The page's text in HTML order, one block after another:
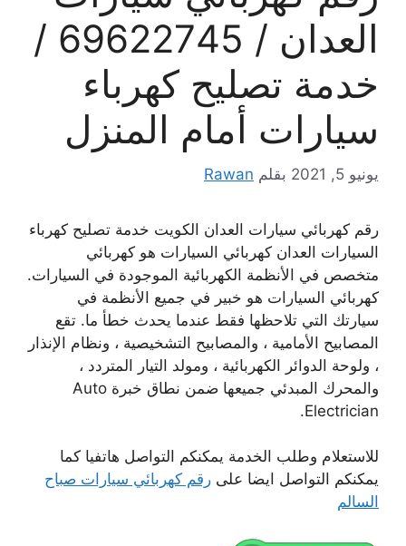
العدان / 69622745 /
خدمة تصليح كهرباء
سيارات أمام المنزل
يونيو 5, 2021 بقلم Rawan
رقم كهربائي سيارات العدان الكويت خدمة تصليح كهرباء
السيارات العدان كهربائي السيارات هو كهربائي
متخصص في الأنظمة الكهربائية الموجودة في السيارات.
كهربائي السيارات هو خبير في جميع الأنظمة في
سيارتك التي تلاحظها فقط عندما يحدث خطأ ما. تقع
المصابيح الأمامية ، والمصابيح التشخيصية ، ونظام الإنذار
، ولوحة الدوائر الكهربائية ، ومولد التيار المتردد ،
والمحرك المبدئي جميعها ضمن نطاق خبرة Auto
Electrician.
للاستعلام وطلب الخدمة يمكنكم التواصل هاتفيا كما
يمكنكم التواصل ايضا على رقم كهربائي سيارات صباح
السالم